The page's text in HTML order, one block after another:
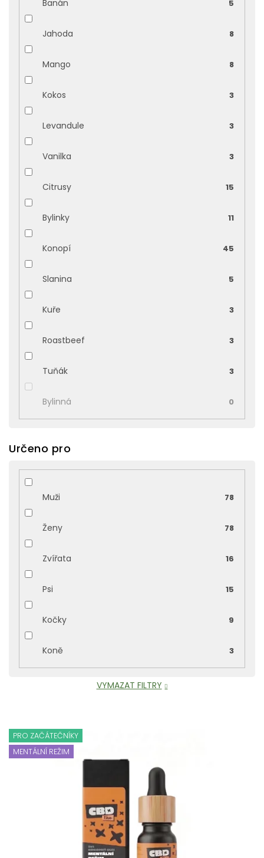
Banán 5
Jahoda 8
Mango 8
Kokos 3
Levandule 3
Vanilka 3
Citrusy 15
Bylinky 11
Konopí 45
Slanina 5
Kuře 3
Roastbeef 3
Tuňák 3
Bylinná 0
Určeno pro
Muži 78
Ženy 78
Zvířata 16
Psi 15
Kočky 9
Koně 3
VYMAZAT FILTRY
V
ý
p
PRO ZAČÁTEČNÍKY
MENTÁLNÍ REŽIM